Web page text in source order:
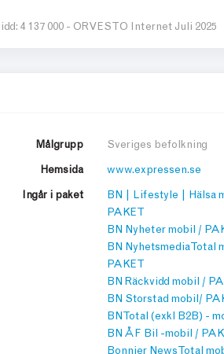
4 137 000 - ORVESTO Internet Juli 2025
Målgrupp Sveriges befolkning
Hemsida www.expressen.se
Ingår i paket
BN | Lifestyle | Hälsa
PAKET
BN Nyheter mobil /
BN Nyhetsmedia Total
PAKET
BN Räckvidd mobil /
BN Storstad mobil/
BN Total (exkl B2B) -
BN ÅF Bil -mobil /
Bonnier News Total